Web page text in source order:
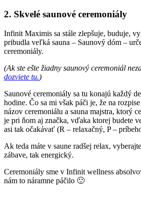
2. Skvelé saunové ceremoniály
Infinit Maximis sa stále zlepšuje, buduje,
pribudla veľká sauna – Saunový dóm –
ceremoniály.
(Ak ste ešte žiadny saunový ceremoniál
dozviete tu.)
Saunové ceremoniály sa tu konajú každý
hodine. Čo sa mi však páči je, že na
názov ceremoniálu a sauna majstra, ktorý
je pri ňom aj značka, vďaka ktorej budete
asi tak očakávať (R – relaxačný, P –
Ak teda máte v saune radšej relax,
zábave, tak energický.
Ceremoniály sme v Infinit wellness
nám to náramne páčilo 🙂